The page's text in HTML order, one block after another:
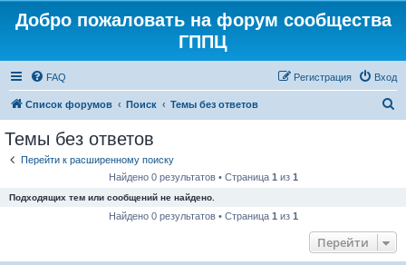
Добро пожаловать на форум сообщества
ГППЦ
FAQ Вход
Регистрация
Список форумов Поиск Темы без ответов
Темы без ответов
Перейти к расширенному поиску
Найдено 0 результатов • Страница 1 из 1
Подходящих тем или сообщений не найдено.
Найдено 0 результатов • Страница 1 из 1
Перейти